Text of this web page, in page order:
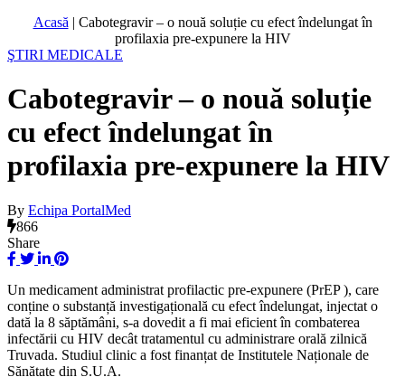
Acasă | Cabotegravir – o nouă soluție cu efect îndelungat în
profilaxia pre-expunere la HIV
ŞTIRI MEDICALE
Cabotegravir – o nouă soluție
cu efect îndelungat în
profilaxia pre-expunere la HIV
By Echipa PortalMed
866
Share
Un medicament administrat profilactic pre-expunere (PrEP ), care
conține o substanță investigațională cu efect îndelungat, injectat o
dată la 8 săptămâni, s-a dovedit a fi mai eficient în combaterea
infectării cu HIV decât tratamentul cu administrare orală zilnică
Truvada. Studiul clinic a fost finanțat de Institutele Naționale de
Sănătate din S.U.A.